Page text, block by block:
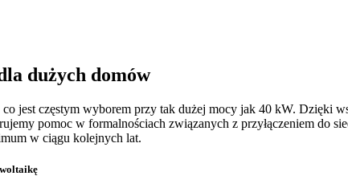
dużych domów
jest częstym wyborem przy tak dużej mocy jak 40 kW. Dzięki
pomoc w formalnościach związanych z przyłączeniem do
w ciągu kolejnych lat.